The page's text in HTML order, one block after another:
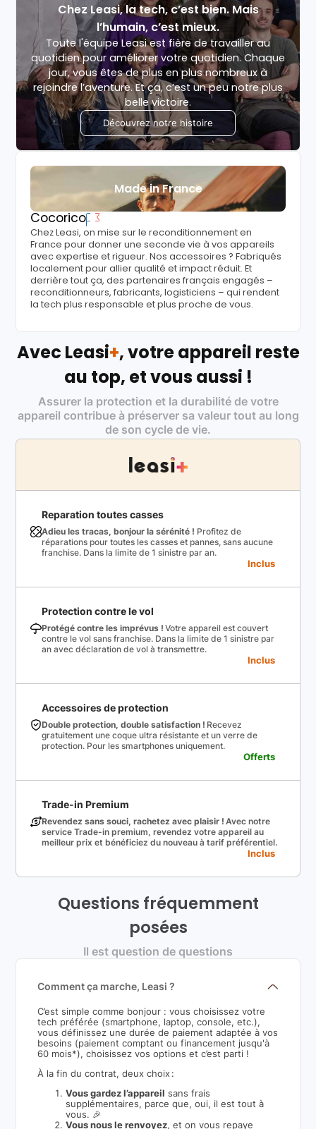
Chez Leasi, la tech, c’est bien. Mais
l’humain, c’est mieux.
Toute l'équipe Leasi est fière de travailler au
quotidien pour améliorer votre quotidien. Chaque
jour, vous êtes de plus en plus nombreux à
rejoindre l’aventure. Et ça, c’est un peu notre plus
belle victoire.
Découvrez notre histoire
Made in France
Cocorico
Chez Leasi, on mise sur le reconditionnement en
France pour donner une seconde vie à vos appareils
avec expertise et rigueur. Nos accessoires ? Fabriqués
localement pour allier qualité et impact réduit. Et
derrière tout ça, des partenaires français engagés –
reconditionneurs, fabricants, logisticiens – qui rendent
la tech plus responsable et plus proche de vous.
Avec Leasi+, votre appareil reste
au top, et vous aussi !
Assurer la protection et la durabilité de votre
appareil contribue à préserver sa valeur tout au long
de son cycle de vie.
Reparation toutes casses
Adieu les tracas, bonjour la sérénité ! Profitez de
réparations pour toutes les casses et pannes, sans aucune
franchise. Dans la limite de 1 sinistre par an.
Inclus
Protection contre le vol
Protégé contre les imprévus ! Votre appareil est couvert
contre le vol sans franchise. Dans la limite de 1 sinistre par
an avec déclaration de vol à transmettre.
Inclus
Accessoires de protection
Double protection, double satisfaction ! Recevez
gratuitement une coque ultra résistante et un verre de
protection. Pour les smartphones uniquement.
Offerts
Trade-in Premium
Revendez sans souci, rachetez avec plaisir ! Avec notre
service Trade-in premium, revendez votre appareil au
meilleur prix et bénéficiez du nouveau à tarif préférentiel.
Inclus
Questions fréquemment
posées
Il est question de questions
Comment ça marche, Leasi ?
C’est simple comme bonjour : vous choisissez votre
tech préférée (smartphone, laptop, console, etc.),
vous définissez une durée de paiement adaptée à vos
besoins (paiement comptant ou financement jusqu'à
60 mois*), choisissez vos options et c’est parti !
À la fin du contrat, deux choix :
Vous gardez l’appareil sans frais
supplémentaires, parce que, oui, il est tout à
vous. 🎉
Vous nous le renvoyez, et on vous repaye